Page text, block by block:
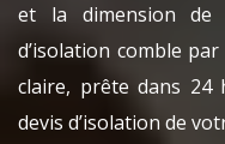
et la dimension de
d’isolation comble
claire, prête dans 24
devis d’isolation de